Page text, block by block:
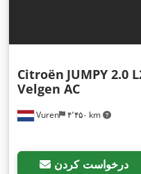
Vuren ۴٬۴۵۰ km
Citroën JUMPY 2.0
Velgen AC
درخواست کردن